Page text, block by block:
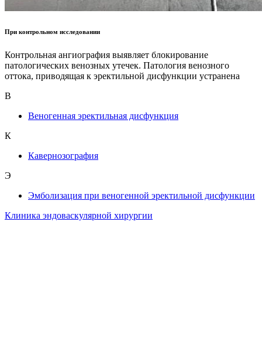
При контрольном исследовании
Контрольная ангиография выявляет блокирование
патологических венозных утечек. Патология венозного
оттока, приводящая к эректильной дисфункции устранена
В
Веногенная эректильная дисфункция
К
Кавернозография
Э
Эмболизация при веногенной эректильной дисфункции
Клиника эндоваскулярной хирургии